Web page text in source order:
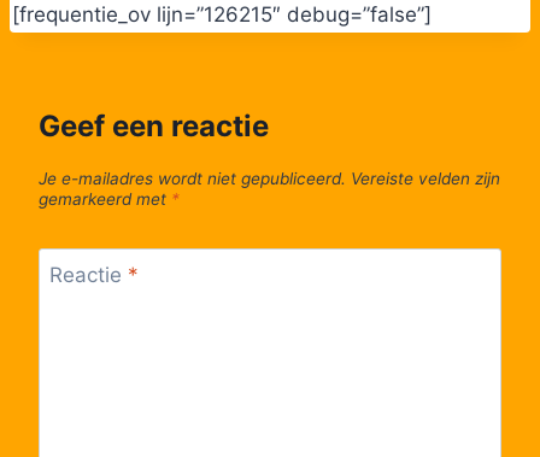
[frequentie_ov lijn=”126215″ debug=”false”]
Geef een reactie
Je e-mailadres wordt niet gepubliceerd. Vereiste velden zijn
gemarkeerd met *
Reactie *